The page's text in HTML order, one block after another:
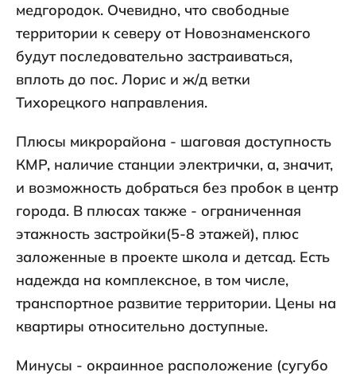
медгородок. Очевидно, что свободные
территории к северу от Новознаменского
будут последовательно застраиваться,
вплоть до пос. Лорис и ж/д ветки
Тихорецкого направления.
Плюсы микрорайона - шаговая доступность
КМР, наличие станции электрички, а, значит,
и возможность добраться без пробок в центр
города. В плюсах также - ограниченная
этажность застройки(5-8 этажей), плюс
заложенные в проекте школа и детсад. Есть
надежда на комплексное, в том числе,
транспортное развитие территории. Цены на
квартиры относительно доступные.
Минусы - окраинное расположение (сугубо